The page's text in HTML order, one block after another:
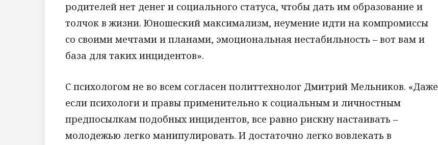
родителей нет денег и социального статуса, чтобы дать им образование и
толчок в жизни. Юношеский максимализм, неумение идти на компромиссы
со своими мечтами и планами, эмоциональная нестабильность – вот вам и
база для таких инцидентов».
С психологом не во всем согласен политтехнолог Дмитрий Мельников. «Даже
если психологи и правы применительно к социальным и личностным
предпосылкам подобных инцидентов, все равно рискну настаивать –
молодежью легко манипулировать. И достаточно легко вовлекать в